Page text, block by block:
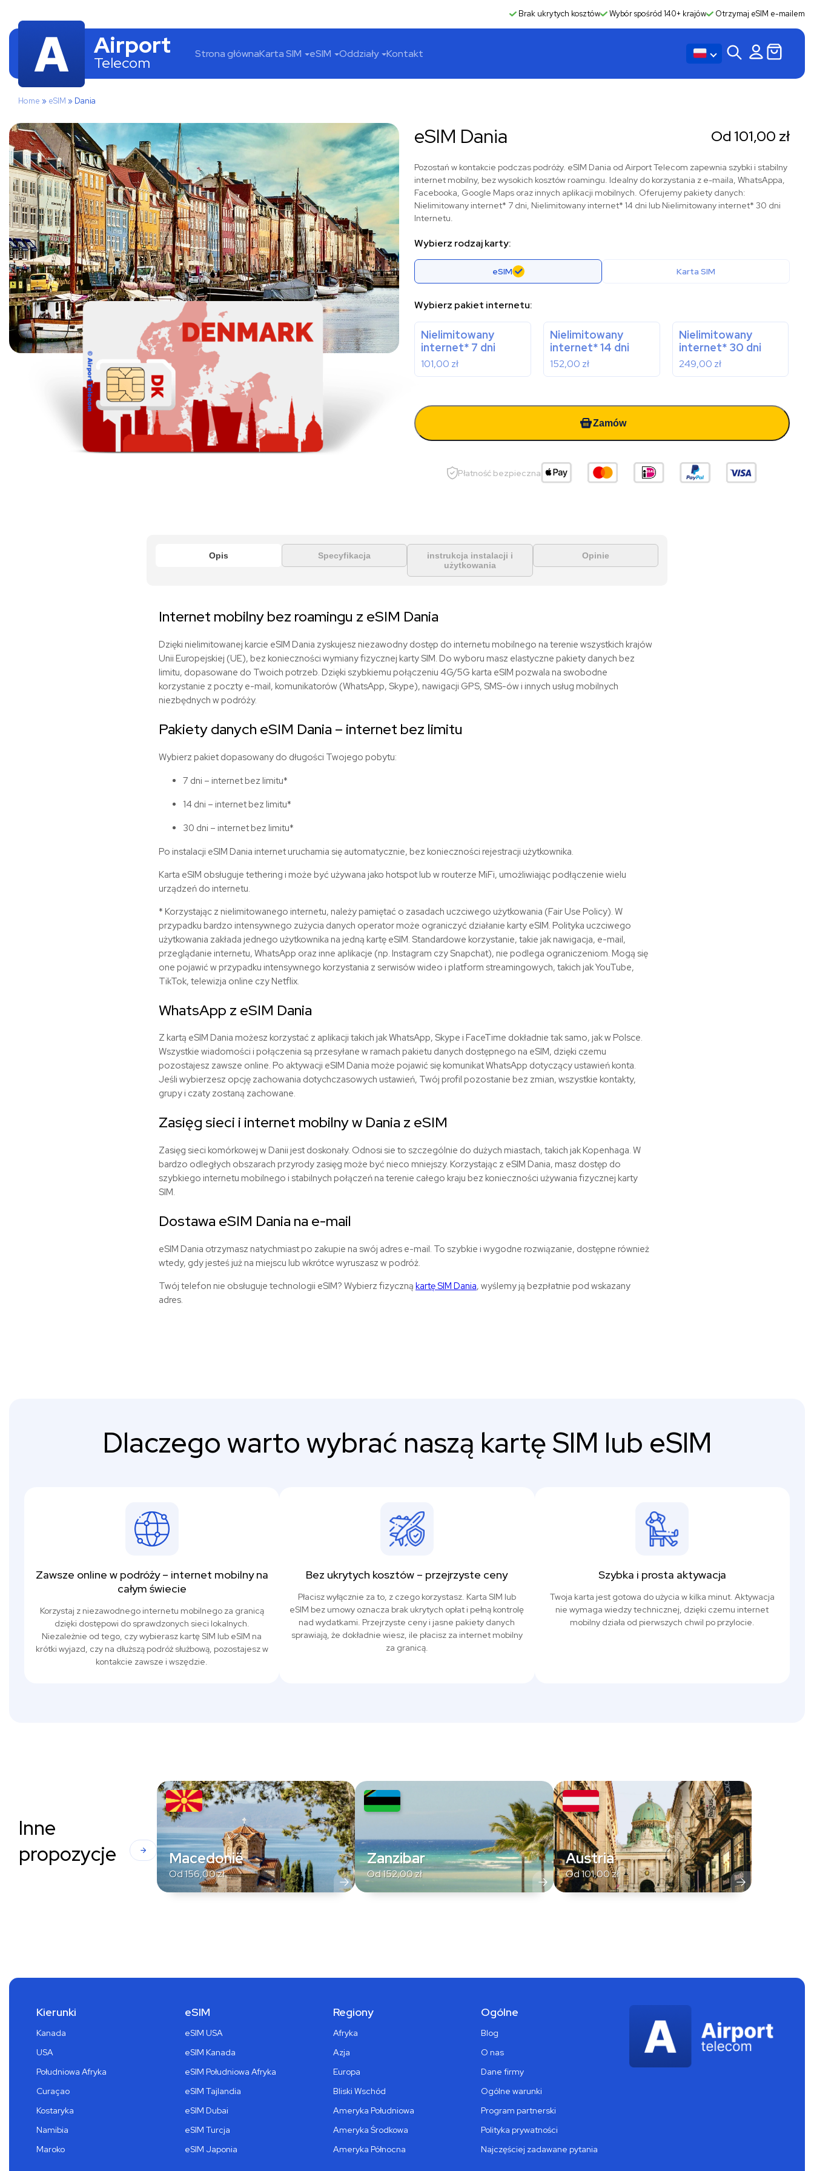
Brak ukrytych kosztów Wybór spośród 140+ krajów Otrzymaj eSIM e-mailem
Airport
Telecom Strona głównaKarta SIM eSIM Oddziały Kontakt
Home » eSIM » Dania
eSIM Dania Od 101,00 zł
Pozostań w kontakcie podczas podróży. eSIM Dania od Airport Telecom zapewnia szybki i stabilny
internet mobilny, bez wysokich kosztów roamingu. Idealny do korzystania z e-maila, WhatsAppa,
Facebooka, Google Maps oraz innych aplikacji mobilnych. Oferujemy pakiety danych:
Nielimitowany internet* 7 dni, Nielimitowany internet* 14 dni lub Nielimitowany internet* 30 dni
Internetu.
Wybierz rodzaj karty:
eSIM Karta SIM
Wybierz pakiet internetu:
Nielimitowany
internet* 7 dni
101,00 zł
Nielimitowany
internet* 14 dni
152,00 zł
Nielimitowany
internet* 30 dni
249,00 zł
Zamów
Płatność bezpieczna
Opis Specyfikacja
instrukcja instalacji i
użytkowania
Opinie
Internet mobilny bez roamingu z eSIM Dania
Dzięki nielimitowanej karcie eSIM Dania zyskujesz niezawodny dostęp do internetu mobilnego na terenie wszystkich krajów
Unii Europejskiej (UE), bez konieczności wymiany fizycznej karty SIM. Do wyboru masz elastyczne pakiety danych bez
limitu, dopasowane do Twoich potrzeb. Dzięki szybkiemu połączeniu 4G/5G karta eSIM pozwala na swobodne
korzystanie z poczty e-mail, komunikatorów (WhatsApp, Skype), nawigacji GPS, SMS-ów i innych usług mobilnych
niezbędnych w podróży.
Pakiety danych eSIM Dania – internet bez limitu
Wybierz pakiet dopasowany do długości Twojego pobytu:
7 dni – internet bez limitu*
14 dni – internet bez limitu*
30 dni – internet bez limitu*
Po instalacji eSIM Dania internet uruchamia się automatycznie, bez konieczności rejestracji użytkownika.
Karta eSIM obsługuje tethering i może być używana jako hotspot lub w routerze MiFi, umożliwiając podłączenie wielu
urządzeń do internetu.
* Korzystając z nielimitowanego internetu, należy pamiętać o zasadach uczciwego użytkowania (Fair Use Policy). W
przypadku bardzo intensywnego zużycia danych operator może ograniczyć działanie karty eSIM. Polityka uczciwego
użytkowania zakłada jednego użytkownika na jedną kartę eSIM. Standardowe korzystanie, takie jak nawigacja, e-mail,
przeglądanie internetu, WhatsApp oraz inne aplikacje (np. Instagram czy Snapchat), nie podlega ograniczeniom. Mogą się
one pojawić w przypadku intensywnego korzystania z serwisów wideo i platform streamingowych, takich jak YouTube,
TikTok, telewizja online czy Netflix.
WhatsApp z eSIM Dania
Z kartą eSIM Dania możesz korzystać z aplikacji takich jak WhatsApp, Skype i FaceTime dokładnie tak samo, jak w Polsce.
Wszystkie wiadomości i połączenia są przesyłane w ramach pakietu danych dostępnego na eSIM, dzięki czemu
pozostajesz zawsze online. Po aktywacji eSIM Dania może pojawić się komunikat WhatsApp dotyczący ustawień konta.
Jeśli wybierzesz opcję zachowania dotychczasowych ustawień, Twój profil pozostanie bez zmian, wszystkie kontakty,
grupy i czaty zostaną zachowane.
Zasięg sieci i internet mobilnyw Dania z eSIM
Zasięg sieci komórkowej w Danii jest doskonały. Odnosi sie to szczególnie do dużych miastach, takich jak Kopenhaga. W
bardzo odległych obszarach przyrody zasięg może być nieco mniejszy. Korzystając z eSIM Dania, masz dostęp do
szybkiego internetu mobilnego i stabilnych połączeń na terenie całego kraju bez konieczności używania fizycznej karty
SIM.
Dostawa eSIM Dania na e-mail
eSIM Dania otrzymasz natychmiast po zakupie na swój adres e-mail. To szybkie i wygodne rozwiązanie, dostępne również
wtedy, gdy jesteś już na miejscu lub wkrótce wyruszasz w podróż.
Twój telefon nie obsługuje technologii eSIM? Wybierz fizyczną kartę SIM Dania, wyślemy ją bezpłatnie pod wskazany
adres.
Dlaczego warto wybrać naszą kartę SIM lub eSIM
Zawsze online w podróży – internet mobilny na
całym świecie
Korzystaj z niezawodnego internetu mobilnego za granicą
dzięki dostępowi do sprawdzonych sieci lokalnych.
Niezależnie od tego, czy wybierasz kartę SIM lub eSIM na
krótki wyjazd, czy na dłuższą podróż służbową, pozostajesz w
kontakcie zawsze i wszędzie.
Bez ukrytych kosztów – przejrzyste ceny
Płacisz wyłącznie za to, z czego korzystasz. Karta SIM lub
eSIM bez umowy oznacza brak ukrytych opłat i pełną kontrolę
nad wydatkami. Przejrzyste ceny i jasne pakiety danych
sprawiają, że dokładnie wiesz, ile płacisz za internet mobilny
za granicą.
Szybka i prosta aktywacja
Twoja karta jest gotowa do użycia w kilka minut. Aktywacja
nie wymaga wiedzy technicznej, dzięki czemu internet
mobilny działa od pierwszych chwil po przylocie.
Inne
propozycje
Macedonië
Od156,00zł
Zanzibar
Od152,00zł
Austria
Od101,00zł
Kierunki
Kanada
USA
Południowa Afryka
Curaçao
Kostaryka
Namibia
Maroko
eSIM
eSIM USA
eSIM Kanada
eSIM Południowa Afryka
eSIM Tajlandia
eSIM Dubai
eSIM Turcja
eSIM Japonia
Regiony
Afryka
Azja
Europa
Bliski Wschód
Ameryka Południowa
Ameryka Środkowa
Ameryka Północna
Ogólne
Blog
O nas
Dane firmy
Ogólne warunki
Program partnerski
Polityka prywatności
Najczęściej zadawane pytania